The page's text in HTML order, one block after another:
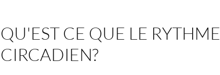
QU'EST CE QUE LE RYTHME
CIRCADIEN?